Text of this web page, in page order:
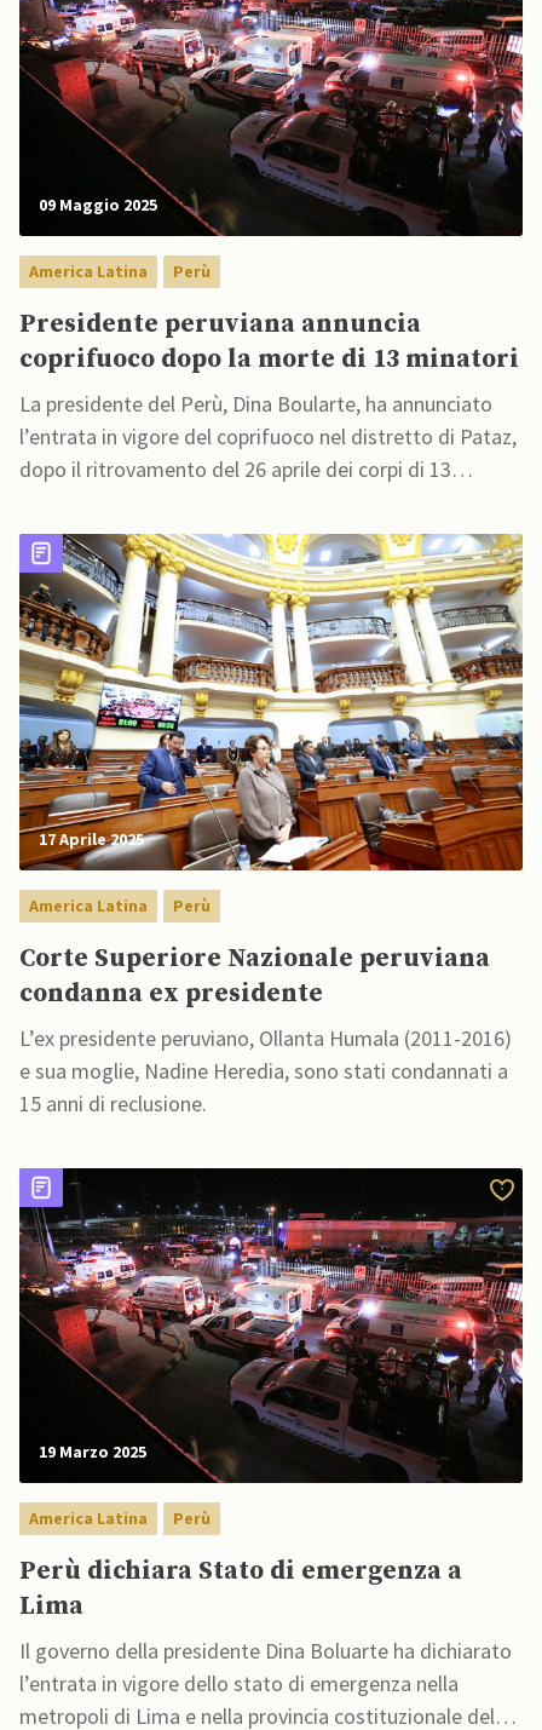
09 Maggio 2025
America Latina Perù
Presidente peruviana annuncia
coprifuoco dopo la morte di 13 minatori
La presidente del Perù, Dina Boularte, ha annunciato
l’entrata in vigore del coprifuoco nel distretto di Pataz,
dopo il ritrovamento del 26 aprile dei corpi di 13
peruviana di La Libertad.
17 Aprile 2025
America Latina Perù
Corte Superiore Nazionale peruviana
condanna ex presidente
L’ex presidente peruviano, Ollanta Humala (2011-2016)
e sua moglie, Nadine Heredia, sono stati condannati a
15 anni di reclusione.
19 Marzo 2025
America Latina Perù
Perù dichiara Stato di emergenza a
Lima
Il governo della presidente Dina Boluarte ha dichiarato
l’entrata in vigore dello stato di emergenza nella
metropoli di Lima e nella provincia costituzionale del